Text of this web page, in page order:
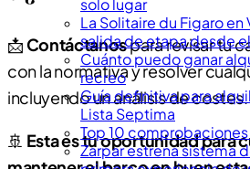
solo lugar
La Solitaire du Figaro
salida de etapa desde
Cuánto puedo ganar
recreo
Guía definitiva para
Lista Septima
Top 10
Zarpar estrena sistema
📩 Contáctanospara revisar tu
con la normativa y resolver
incluyendo un análisis de costes.
🚢 Esta es tu oportunidad para